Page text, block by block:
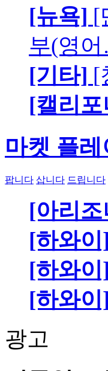
[뉴욕] [
부(영
[기타] [
[캘리
마켓 플레
팝니다 삽니다 드립니다
[아리조
[하와이]
[하와이]
[하와이]
광고